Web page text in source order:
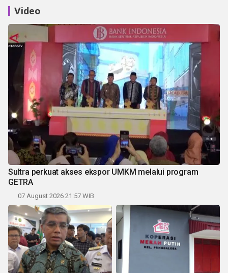
Video
Sultra perkuat akses ekspor UMKM melalui program
GETRA
07 August 2026 21:57 WIB